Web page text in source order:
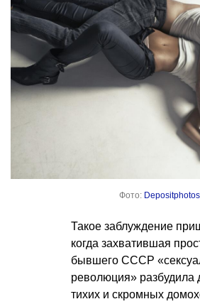
Фото: Depositphotos
Такое заблуждение
когда захватившая
бывшего СССР
революция»
тихих и скромных